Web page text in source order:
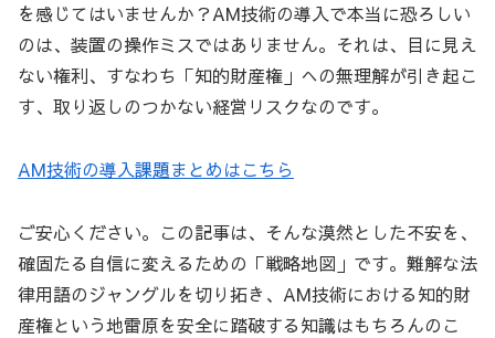
を感じてはいませんか？AM技術の導入で本当に恐ろしい
のは、装置の操作ミスではありません。それは、目に見え
ない権利、すなわち「知的財産権」への無理解が引き起こ
す、取り返しのつかない経営リスクなのです。
AM技術の導入課題まとめはこちら
ご安心ください。この記事は、そんな漠然とした不安を、
確固たる自信に変えるための「戦略地図」です。難解な法
律用語のジャングルを切り拓き、AM技術における知的財
産権という地雷原を安全に踏破する知識はもちろんのこ